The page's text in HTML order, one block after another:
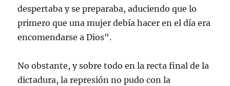
despertaba y se preparaba, aduciendo que lo
primero que una mujer debía hacer en el día era
encomendarse a Dios".
No obstante, y sobre todo en la recta final de la
dictadura, la represión no pudo con la